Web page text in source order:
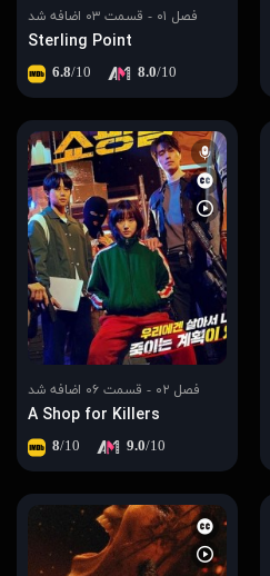
فصل ۰۱ - قسمت ۰۳ اضافه شد
Sterling Point
6.8/10 8.0/10
فصل ۰۲ - قسمت ۰۶ اضافه شد
A Shop for Killers
8/10 9.0/10